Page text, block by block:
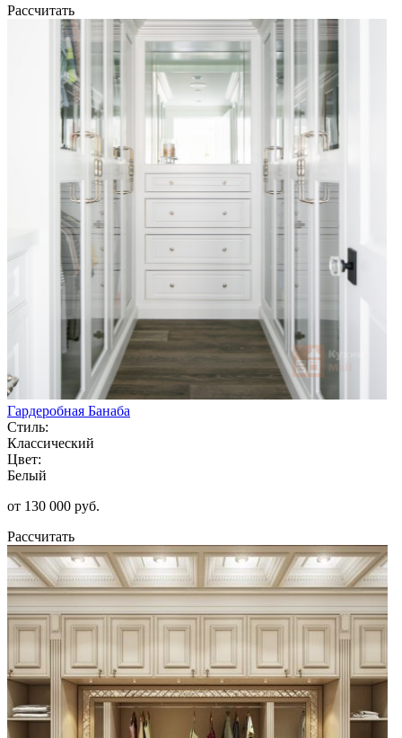
Рассчитать
Гардеробная Банаба
Стиль:
Классический
Цвет:
Белый
от 130 000 руб.
Рассчитать